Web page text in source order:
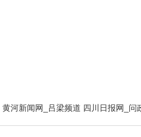
黄河新闻网_吕梁频道 四川日报网_问